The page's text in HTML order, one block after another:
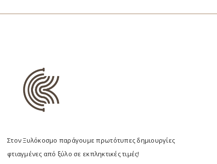
Στον Ξυλόκοσμο παράγουμε πρωτότυπες δημιουργίες
φτιαγμένες από ξύλο σε εκπληκτικές τιμές!